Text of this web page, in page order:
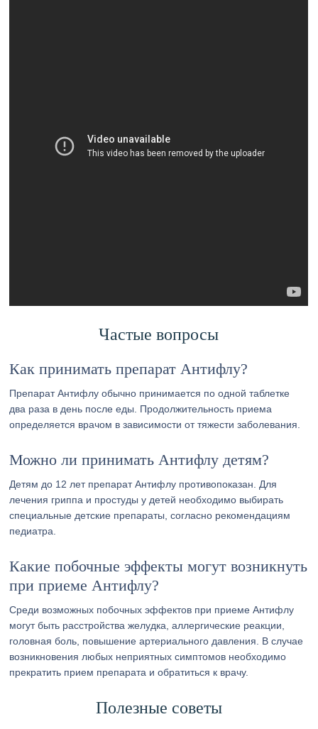
Частые вопросы
Как принимать препарат Антифлу?
Препарат Антифлу обычно принимается по одной таблетке
два раза в день после еды. Продолжительность приема
определяется врачом в зависимости от тяжести заболевания.
Можно ли принимать Антифлу детям?
Детям до 12 лет препарат Антифлу противопоказан. Для
лечения гриппа и простуды у детей необходимо выбирать
специальные детские препараты, согласно рекомендациям
педиатра.
Какие побочные эффекты могут возникнуть
при приеме Антифлу?
Среди возможных побочных эффектов при приеме Антифлу
могут быть расстройства желудка, аллергические реакции,
головная боль, повышение артериального давления. В случае
возникновения любых неприятных симптомов необходимо
прекратить прием препарата и обратиться к врачу.
Полезные советы